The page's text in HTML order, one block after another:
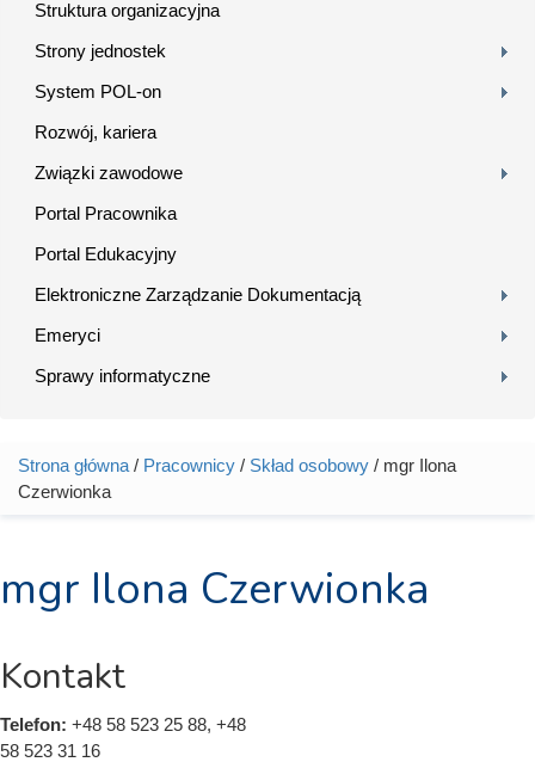
Struktura organizacyjna
Strony jednostek
System POL-on
Rozwój, kariera
Związki zawodowe
Portal Pracownika
Portal Edukacyjny
Elektroniczne Zarządzanie Dokumentacją
Emeryci
Sprawy informatyczne
Jesteś tutaj
Strona główna / Pracownicy / Skład osobowy / mgr Ilona
Czerwionka
mgr Ilona Czerwionka
Kontakt
Telefon: +48 58 523 25 88, +48
58 523 31 16